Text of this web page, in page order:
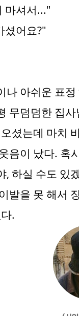
마셔서..."
셨어요?"
나 아쉬운 표
무덤덤한 집
셨는데 마치
음이 났다. 혹
, 하실 수도 있
발을 못 해서
.